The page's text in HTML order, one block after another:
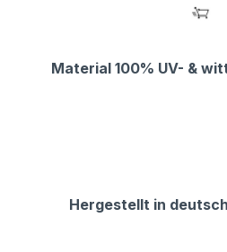
Material 100% UV- &
Hergestellt in